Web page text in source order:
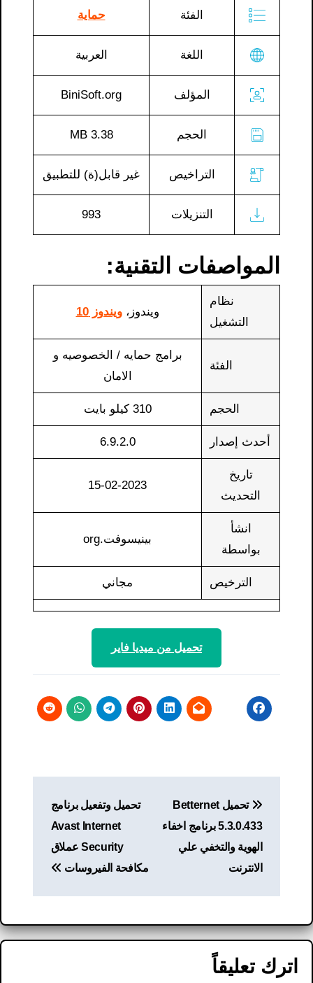
الفئة حماية
اللغة العربية
المؤلف BiniSoft.org
الحجم 3.38 MB
التراخيص غير قابل(ة) للتطبيق
التنزيلات 993
المواصفات التقنية:
نظام
التشغيل
ويندوز،ويندوز 10
الفئة
برامج حمايه / الخصوصيه و
الامان
الحجم 310 كيلو بايت
أحدث إصدار 6.9.2.0
تاريخ
التحديث
15-02-2023
انشأ
بواسطة
بينيسوفت.org
الترخيص مجاني
تحميل من ميديا ​​فاير
المقالات
تحميل Betternet
5.3.0.433 برنامج اخفاء
الهوية والتخفي علي
الانترنت
تحميل وتفعيل برنامج
Avast Internet
Security عملاق
مكافحة الفيروسات
اترك تعليقاً